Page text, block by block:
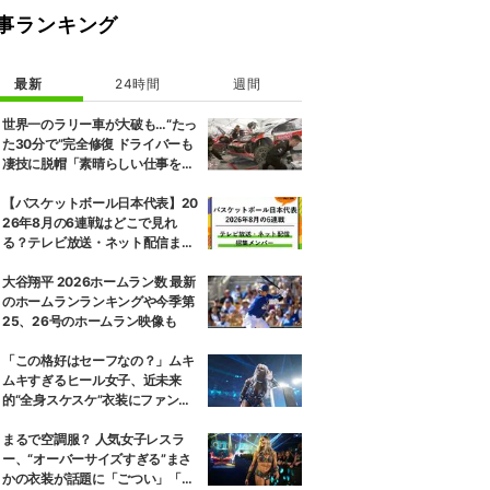
ランキング
最新 24時間 週間
世界一のラリー車が大破も…“たっ
た30分で”完全修復 ドライバーも
凄技に脱帽「素晴らしい仕事をし
【バスケットボール日本代表】20
26年8月の6連戦はどこで見れ
る？テレビ放送・ネット配信まと
大谷翔平 2026ホームラン数 最新
のホームランランキングや今季第
25、26号のホームラン映像も
「この格好はセーフなの？」ムキ
ムキすぎるヒール女子、近未来
的“全身スケスケ”衣装にファンツ
感…」
まるで空調服？ 人気女子レスラ
ー、“オーバーサイズすぎる”まさ
かの衣装が話題に「ごつい」「肩